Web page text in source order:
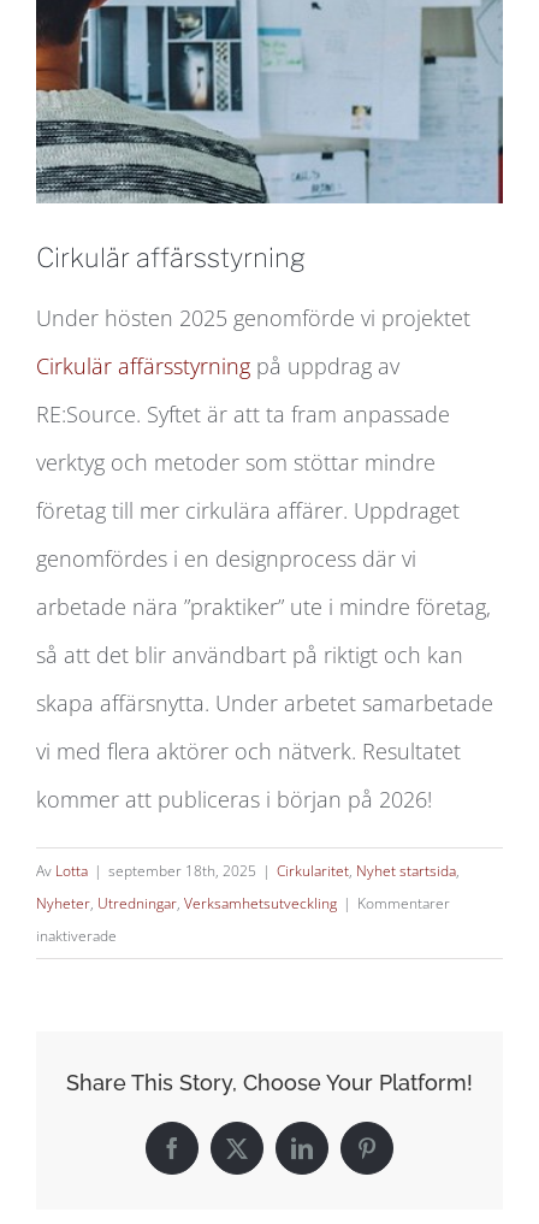
Cirkulär affärsstyrning
Under hösten 2025 genomförde vi projektet
Cirkulär affärsstyrning på uppdrag av
RE:Source. Syftet är att ta fram anpassade
verktyg och metoder som stöttar mindre
företag till mer cirkulära affärer. Uppdraget
genomfördes i en designprocess där vi
arbetade nära ”praktiker” ute i mindre företag,
så att det blir användbart på riktigt och kan
skapa affärsnytta. Under arbetet samarbetade
vi med flera aktörer och nätverk. Resultatet
kommer att publiceras i början på 2026!
Av Lotta | september 18th, 2025 | Cirkularitet, Nyhet startsida,
Nyheter, Utredningar, Verksamhetsutveckling | Kommentarer
inaktiverade
Share This Story, Choose Your Platform!
Facebook
X LinkedInPinterest